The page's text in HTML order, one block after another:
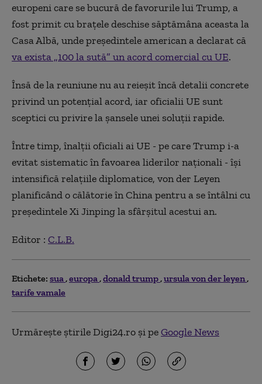
europeni care se bucură de favorurile lui Trump, a
fost primit cu brațele deschise săptămâna aceasta la
Casa Albă, unde președintele american a declarat că
va exista „100 la sută” un acord comercial cu UE.
Însă de la reuniune nu au reieșit încă detalii concrete
privind un potențial acord, iar oficialii UE sunt
sceptici cu privire la șansele unei soluții rapide.
Între timp, înalții oficiali ai UE - pe care Trump i-a
evitat sistematic în favoarea liderilor naționali - își
intensifică relațiile diplomatice, von der Leyen
planificând o călătorie în China pentru a se întâlni cu
președintele Xi Jinping la sfârșitul acestui an.
Editor : C.L.B.
Etichete: sua europa donald trump ursula von der leyen
tarife vamale
Urmărește știrile Digi24.ro și peGoogle News